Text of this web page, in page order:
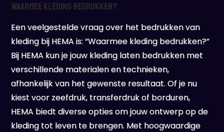
Waarmee kleding bedrukken?
Een veelgestelde vraag over het bedrukken van
kleding bij HEMA is: “Waarmee kleding bedrukken?”
Bij HEMA kun je jouw kleding laten bedrukken met
verschillende materialen en technieken,
afhankelijk van het gewenste resultaat. Of je nu
kiest voor zeefdruk, transferdruk of borduren,
HEMA biedt diverse opties om jouw ontwerp op de
kleding tot leven te brengen. Met hoogwaardige